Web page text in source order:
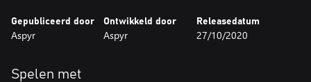
Gepubliceerd door
Aspyr
Ontwikkeld door
Aspyr
Releasedatum
27/10/2020
Spelen met